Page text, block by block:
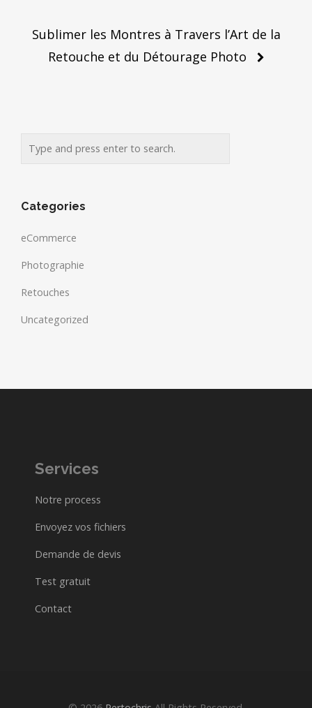
Sublimer les Montres à Travers l’Art de la
Retouche et du Détourage Photo
Categories
eCommerce
Photographie
Retouches
Uncategorized
Services
Notre process
Envoyez vos fichiers
Demande de devis
Test gratuit
Contact